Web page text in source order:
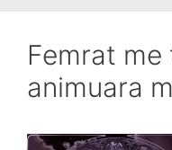
Femrat
animuara